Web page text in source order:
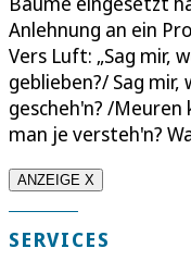
Anlehnung an ein
Vers Luft: „Sag mir,
geblieben?/ Sag mir,
gescheh'n? /
man je versteh'n?
ANZEIGE X
SERVICES